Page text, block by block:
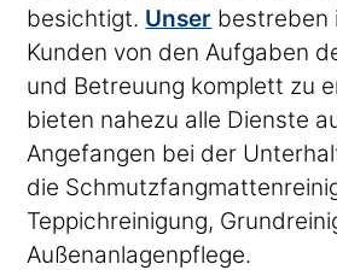
besichtigt. Unser bestreben
Kunden von den Aufgaben
und Betreuung komplett zu
bieten nahezu alle Dienste
Angefangen bei der
die
Teppichreinigung,
Außenanlagenpflege.